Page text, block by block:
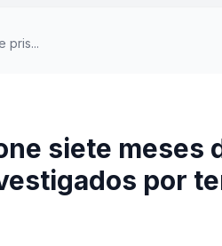
pris...
siete meses
por